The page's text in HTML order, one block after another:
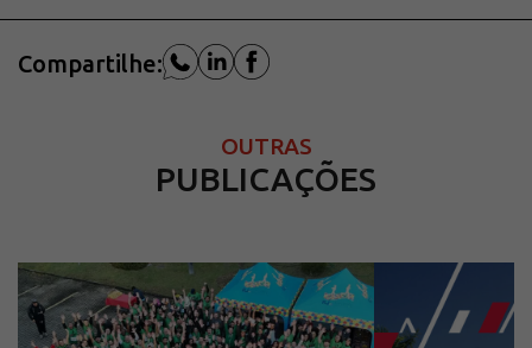
Compartilhe:
OUTRAS
PUBLICAÇÕES